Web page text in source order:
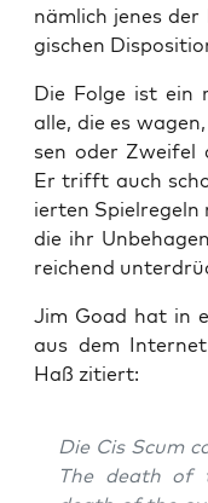
näm­lich jenes
gi­schen
Die Fol­ge ist ein
alle, die es
sen oder Zwei­fel
Er trifft auch
ier­ten
die ihr
rei­chend
Jim Goad hat in
aus dem
Haß zitiert:
Die Cis Scum
The death of